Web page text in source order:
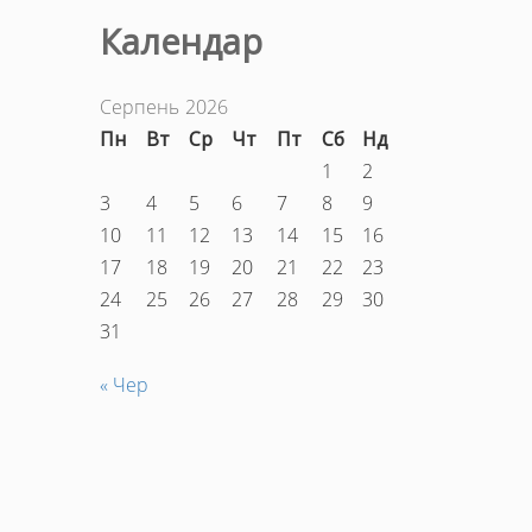
Календар
Серпень 2026
Пн
Вт Ср Чт Пт Сб
Нд
1
2
3
4 5 6 7 8
9
10
11 12 13 14 15
16
17
18 19 20 21 22
23
24
25 26 27 28 29
30
31
« Чер